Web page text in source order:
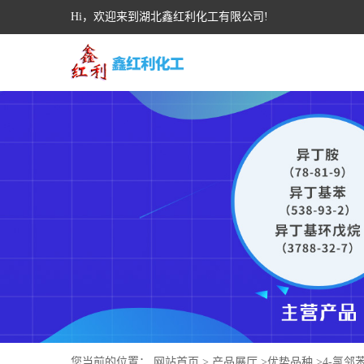
Hi，欢迎来到湖北鑫红利化工有限公司!